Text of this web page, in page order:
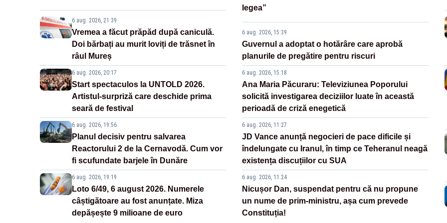
6 aug. 2026, 21:39
Vremea a făcut prăpăd după caniculă.
Doi bărbați au murit loviți de trăsnet în
râul Mureș
6 aug. 2026, 20:17
Start spectaculos la UNTOLD 2026.
Artistul-surpriză care deschide prima
seară de festival
6 aug. 2026, 19:56
Planul decisiv pentru salvarea
Reactorului 2 de la Cernavodă. Cum vor
fi scufundate barjele în Dunăre
6 aug. 2026, 19:19
Loto 6/49, 6 august 2026. Numerele
câștigătoare au fost anunțate. Miza
depășește 9 milioane de euro
legea”
6 aug. 2026, 15:39
Guvernul a adoptat o hotărâre care aprobă
planurile de pregătire pentru riscuri
6 aug. 2026, 15:18
Ana Maria Păcuraru: Televiziunea Poporului
solicită investigarea deciziilor luate în această
perioadă de criză enegetică
6 aug. 2026, 11:27
JD Vance anunță negocieri de pace dificile și
îndelungate cu Iranul, în timp ce Teheranul neagă
existența discuțiilor cu SUA
6 aug. 2026, 11:24
Nicușor Dan, suspendat pentru că nu propune
un nume de prim-ministru, așa cum prevede
Constituția!